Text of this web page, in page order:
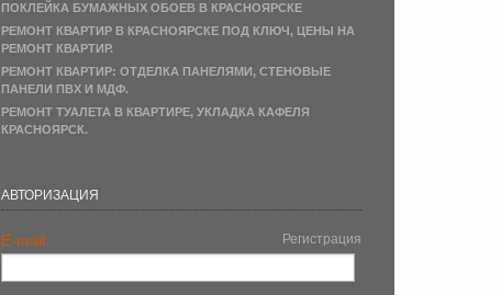
ПОКЛЕЙКА БУМАЖНЫХ ОБОЕВ В КРАСНОЯРСКЕ
РЕМОНТ КВАРТИР В КРАСНОЯРСКЕ ПОД КЛЮЧ, ЦЕНЫ НА
РЕМОНТ КВАРТИР.
РЕМОНТ КВАРТИР: ОТДЕЛКА ПАНЕЛЯМИ, СТЕНОВЫЕ
ПАНЕЛИ ПВХ И МДФ.
РЕМОНТ ТУАЛЕТА В КВАРТИРЕ, УКЛАДКА КАФЕЛЯ
КРАСНОЯРСК.
АВТОРИЗАЦИЯ
E-mail: Регистрация